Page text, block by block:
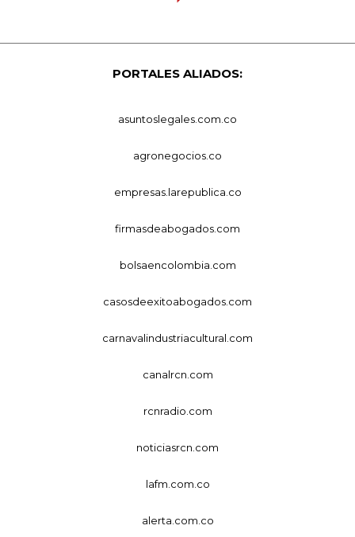
PORTALES ALIADOS:
asuntoslegales.com.co
agronegocios.co
empresas.larepublica.co
firmasdeabogados.com
bolsaencolombia.com
casosdeexitoabogados.com
carnavalindustriacultural.com
canalrcn.com
rcnradio.com
noticiasrcn.com
lafm.com.co
alerta.com.co